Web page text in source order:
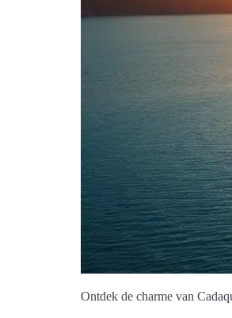
Ontdek de charme van